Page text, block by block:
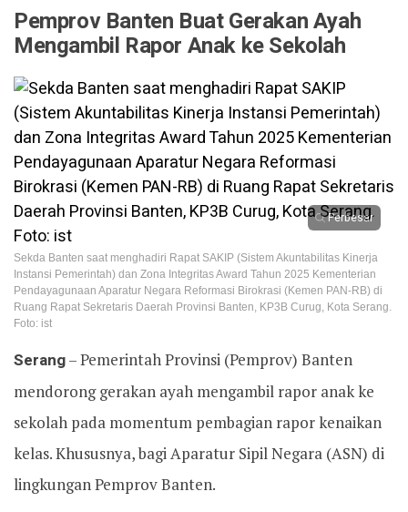
Pemprov Banten Buat Gerakan Ayah
Mengambil Rapor Anak ke Sekolah
Perbesar
Sekda Banten saat menghadiri Rapat SAKIP (Sistem Akuntabilitas Kinerja
Instansi Pemerintah) dan Zona Integritas Award Tahun 2025 Kementerian
Pendayagunaan Aparatur Negara Reformasi Birokrasi (Kemen PAN-RB) di
Ruang Rapat Sekretaris Daerah Provinsi Banten, KP3B Curug, Kota Serang.
Foto: ist
Serang– Pemerintah Provinsi (Pemprov) Banten
mendorong gerakan ayah mengambil rapor anak ke
sekolah pada momentum pembagian rapor kenaikan
kelas. Khususnya, bagi Aparatur Sipil Negara (ASN) di
lingkungan Pemprov Banten.